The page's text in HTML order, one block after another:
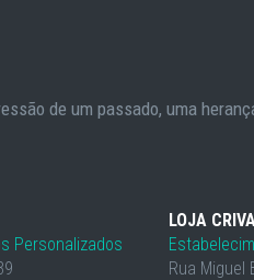
de um passado, uma
Personalizados
LOJA
Rua Miguel